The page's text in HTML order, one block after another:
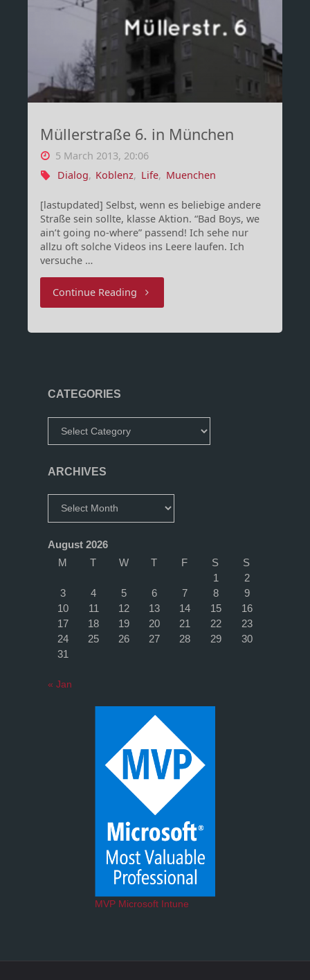
“Aufwertung
Südallee”"
Müllerstraße 6. in München
5 March 2013, 20:06
Dialog, Koblenz, Life, Muenchen
[lastupdated] Selbst, wenn es beliebige andere
Straße sein sollte, klasse Aktion. “Bad Boys, we
ain’t going no-where” passend! Ich sehe nur
allzu oft solche Videos ins Leere laufen. Ich
versuche …
Continue Reading"Müllerstraße
CATEGORIES
ARCHIVES
August 2026
M
T W T F S
S
1
2
3
4 5 6 7 8
9
10
11 12 13 14 15
16
17
18 19 20 21 22
23
24
25 26 27 28 29
30
31
« Jan
MVP Microsoft Intune